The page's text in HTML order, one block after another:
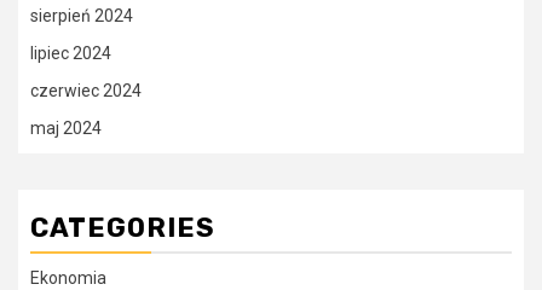
sierpień 2024
lipiec 2024
czerwiec 2024
maj 2024
CATEGORIES
Ekonomia